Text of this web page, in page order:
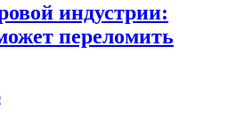
индустрии:
переломить